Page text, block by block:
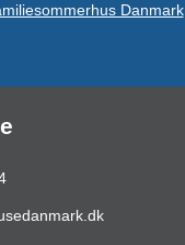
Danmark